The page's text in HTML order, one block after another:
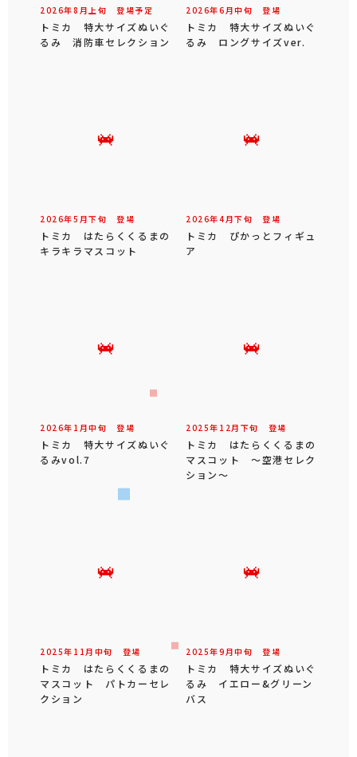
2026年8 月 上旬 登場予定
トミカ 特大サイズぬいぐ
るみ 消防車セレクション
2026年6 月中旬 登場
トミカ 特大サイズぬいぐ
るみ ロングサイズver.
2026年5 月下旬 登場
トミカ はたらくくるまの
キラキラマスコット
2026年4 月下旬 登場
トミカ ぴかっとフィギュ
ア
2026年 1 月中旬 登場
トミカ 特大サイズぬいぐ
るみvol.7
2025年 12 月 下旬 登場
トミカ はたらくくるまの
マスコット ～空港セレク
ション～
2025年 11 月 中旬 登場
トミカ はたらくくるまの
マスコット パトカーセレ
クション
2025年9 月中旬 登場
トミカ 特大サイズぬいぐ
るみ イエロー&グリーン
バス